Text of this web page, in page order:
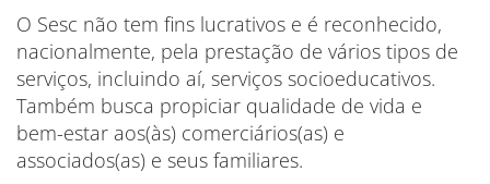
O Sesc não tem fins lucrativos e é reconhecido,
nacionalmente, pela prestação de vários tipos de
serviços, incluindo aí, serviços socioeducativos.
Também busca propiciar qualidade de vida e
bem-estar aos(às) comerciários(as) e
associados(as) e seus familiares.